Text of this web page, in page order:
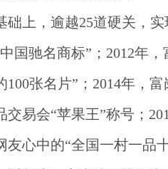
础上，逾越25道硬关，
国驰名商标”；2012年
100张名片”；2014年，
交易会“苹果王”称号；
友心中的“全国一村一品